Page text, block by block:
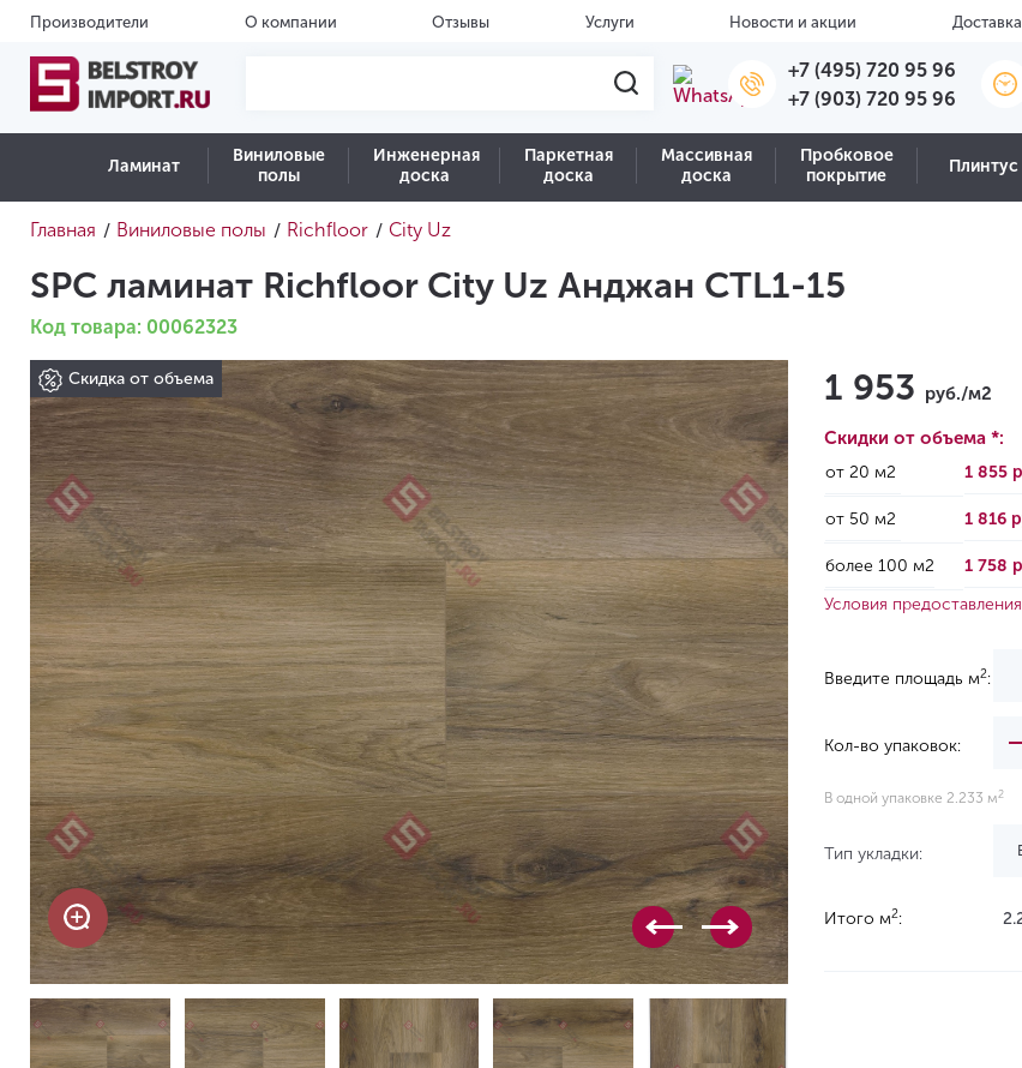
Производители О компании Отзывы Услуги Новости и акции
+7 (495) 720 95 96
+7 (903) 720 95 96
Ламинат
Виниловые
полы
Инженерная
доска
Паркетная
доска
Массивная
доска
Пробковое
покрытие
Плинтус
Главная / Виниловые полы / Richfloor / City Uz
SPC ламинат Richfloor City Uz Анджан CTL1-15
Код товара: 00062323
Скидка от объема 1 953 руб./м2
Скидки от объема *:
от 20 м2 1 855
от 50 м2 1 816
более 100 м2 1 758
Условия
Введите площадь м2:
Кол-во упаковок:
В одной упаковке 2.233 м 2
Тип укладки:
Итого м2: